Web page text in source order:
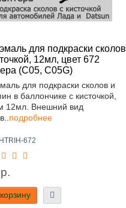
для подкраски сколов
12мл, цвет 672
(C05, C05G)
для подкраски сколов и
в баллончике с кисточкой,
12мл. Внешний вид
подробнее
672